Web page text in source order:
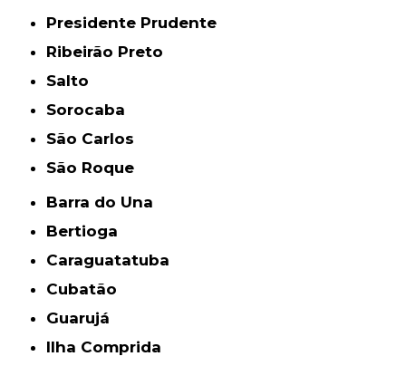
Presidente Prudente
Ribeirão Preto
Salto
Sorocaba
São Carlos
São Roque
Barra do Una
Bertioga
Caraguatatuba
Cubatão
Guarujá
Ilha Comprida